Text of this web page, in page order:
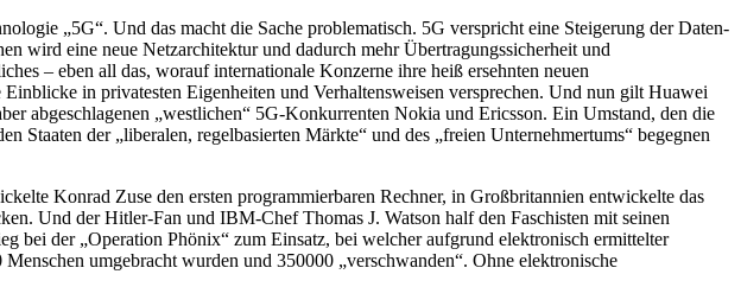
„5G“. Und das macht die Sache problematisch. 5G verspricht eine Steigerung der Daten-
wird eine neue Netzarchitektur und dadurch mehr Übertragungssicherheit und
– eben all das, worauf internationale Konzerne ihre heiß ersehnten neuen
in privatesten Eigenheiten und Verhaltensweisen versprechen. Und nun gilt Huawei
abgeschlagenen „westlichen“ 5G-Konkurrenten Nokia und Ericsson. Ein Umstand, den die
der „liberalen, regelbasierten Märkte“ und des „freien Unternehmertums“ begegnen
Konrad Zuse den ersten programmierbaren Rechner, in Großbritannien entwickelte das
Und der Hitler-Fan und IBM-Chef Thomas J. Watson half den Faschisten mit seinen
bei der „Operation Phönix“ zum Einsatz, bei welcher aufgrund elektronisch ermittelter
umgebracht wurden und 350000 „verschwanden“. Ohne elektronische